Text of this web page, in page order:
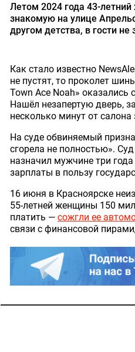
Летом 2024 года 43-
знакомую на улице
другом детства, в гости
Как стало известно
не пустят, то проколет
Town Ace Noah» оказались
Нашёл незапертую дверь,
несколько минут от салона
На суде обвиняемый
сгорела не полностью».
назначил мужчине три
зарплаты в пользу
16 июня в Красноярске
55-летней женщины 150
платить — сожгли ее
связи с финансовой